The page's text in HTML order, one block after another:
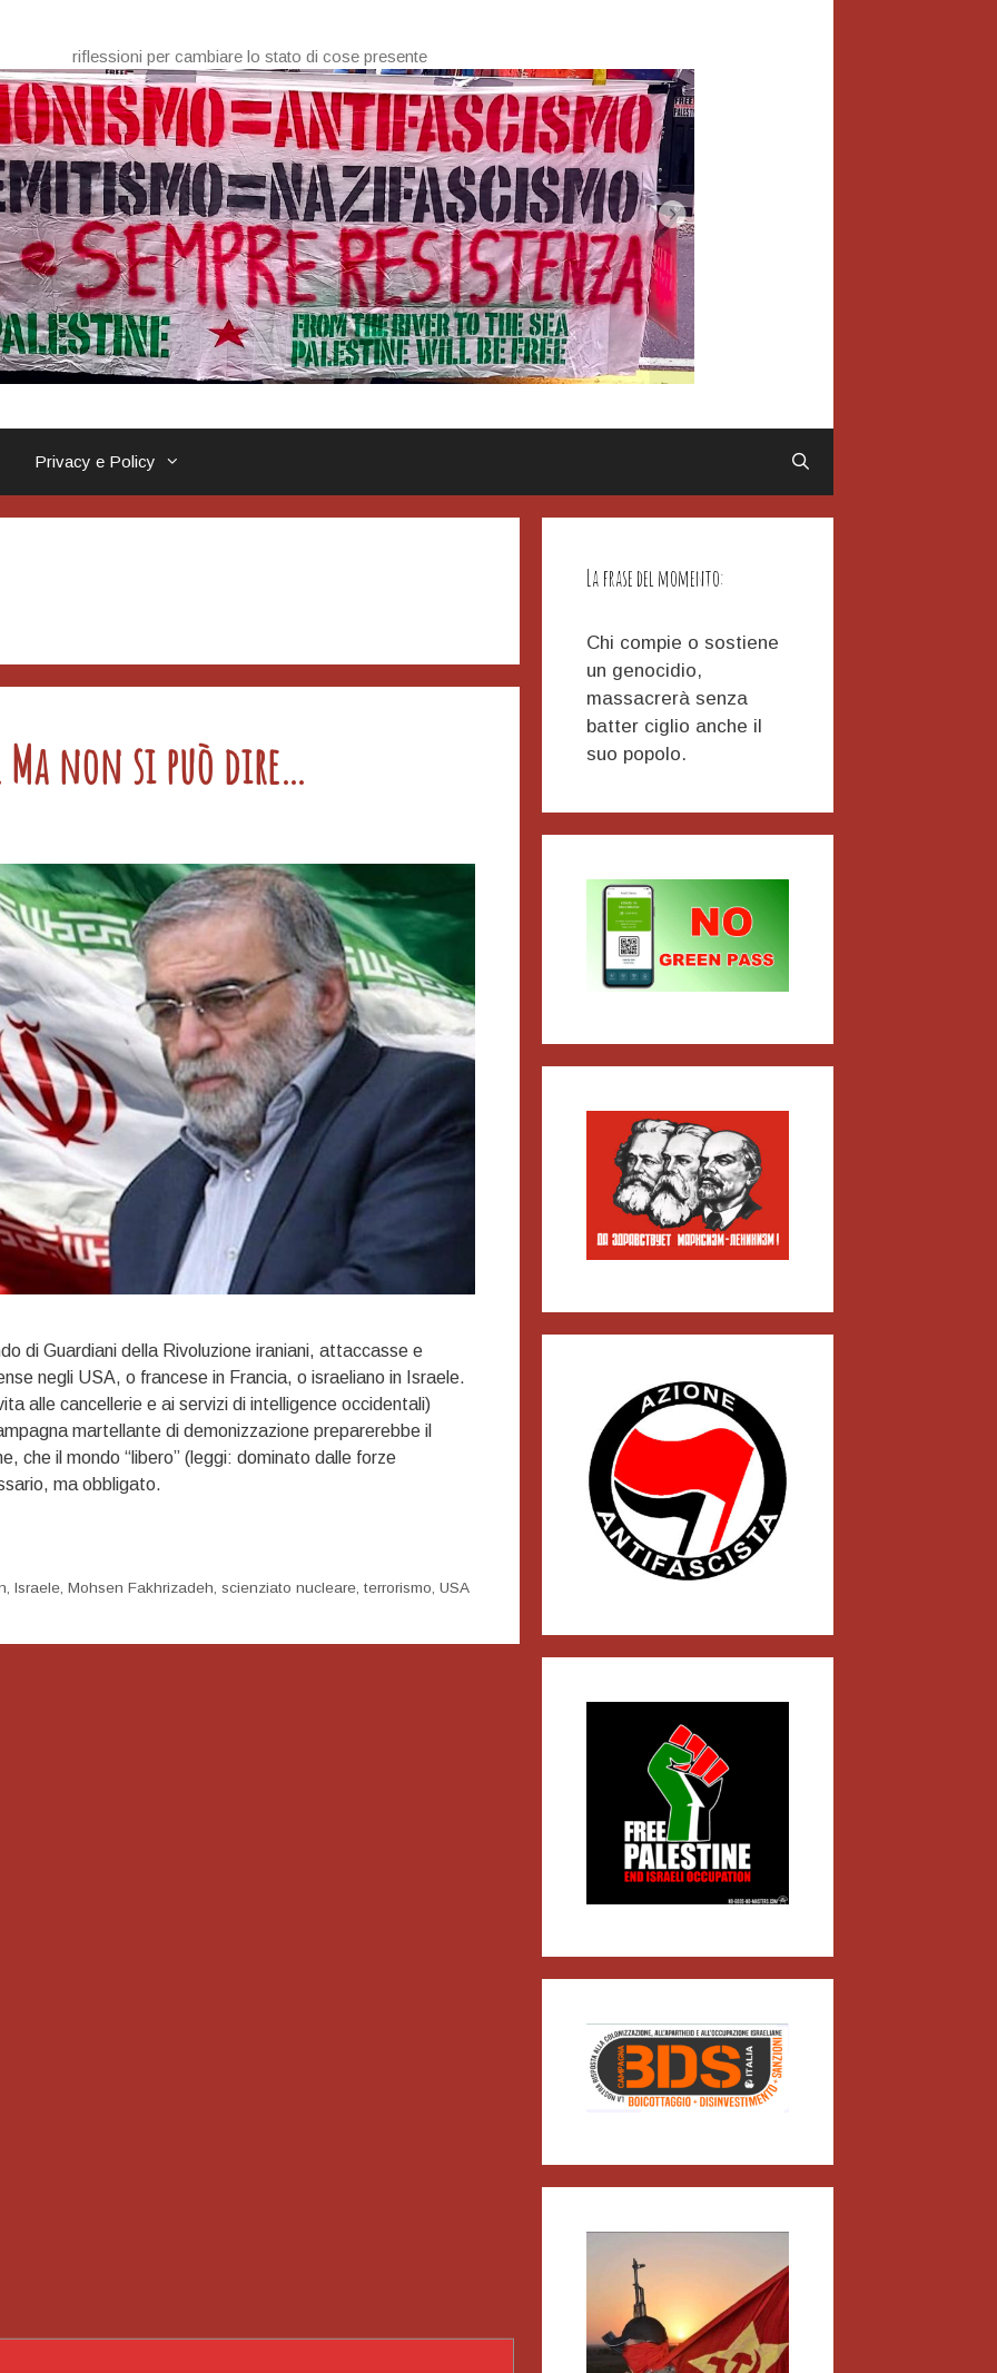
riflessioni per cambiare lo stato di cose presente
Privacy e Policy
non si può dire…
di Guardiani della Rivoluzione iraniani, attaccasse e
negli USA, o francese in Francia, o israeliano in Israele.
alle cancellerie e ai servizi di intelligence occidentali)
martellante di demonizzazione preparerebbe il
che il mondo “libero” (leggi: dominato dalle forze
ma obbligato.
,Israele,Mohsen Fakhrizadeh,scienziato nucleare,terrorismo,USA
La frase del momento:
Chi compie o sostiene
un genocidio,
massacrerà senza
batter ciglio anche il
suo popolo.